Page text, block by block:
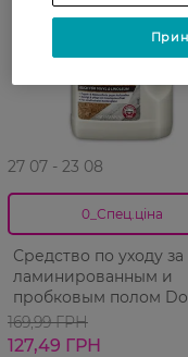
27 07 - 23 08
0_Спец.ціна
Средство по уходу за
ламинированным и
пробковым полом
л
169,99 ГРН
127,49 ГРН